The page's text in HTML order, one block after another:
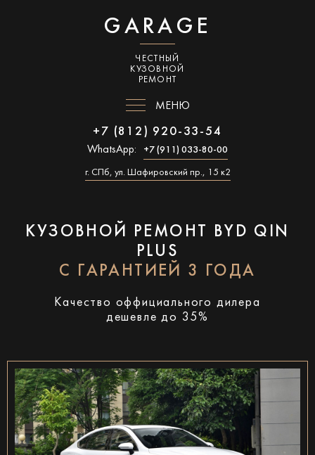
GARAGE
ЧЕСТНЫЙ
КУЗОВНОЙ
РЕМОНТ
МЕНЮ
+7 (812) 920-33-54
WhatsApp: +7 (911) 033-80-00
г. СПб, ул. Шафировский пр., 15 к2
КУЗОВНОЙ РЕМОНТ BYD QIN
PLUS
С ГАРАНТИЕЙ 3 ГОДА
Качество оффициального дилера
дешевле до 35%